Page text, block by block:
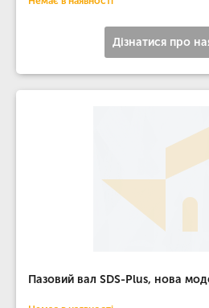
Дізнатися про
Пазовий вал SDS-Plus, нова